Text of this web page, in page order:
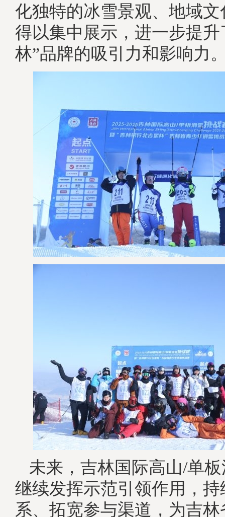
化独特的冰雪景观、地域
得以集中展示，进一步提升
林”品牌的吸引力和影响力
未来，吉林国际高山/单
继续发挥示范引领作用，
系、拓宽参与渠道，为吉